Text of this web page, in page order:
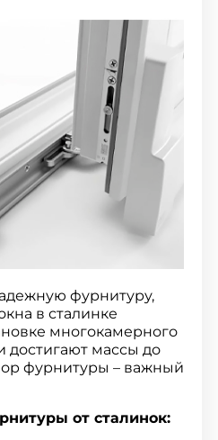
фурнитуру,
в сталинке
многокамерного
достигают массы до
фурнитуры – важный
от сталинок: